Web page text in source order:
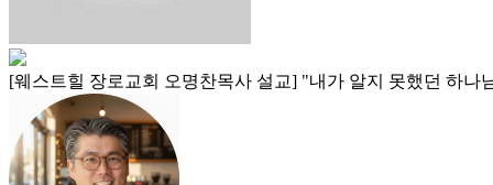
[웨스트힐 장로교회 오명찬목사 설교] "내가 알지 못했던 하나